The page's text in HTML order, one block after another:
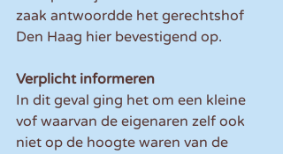
zaak antwoordde het gerechtshof
Den Haag hier bevestigend op.
Verplicht informeren
In dit geval ging het om een kleine
vof waarvan de eigenaren zelf ook
niet op de hoogte waren van de